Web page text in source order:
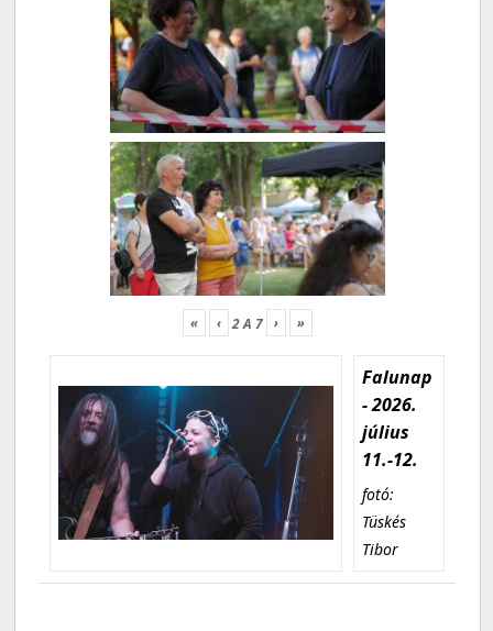
« ‹ 2A 7 › »
Falunap
- 2026.
július
11.-12.
fotó:
Tüskés
Tibor